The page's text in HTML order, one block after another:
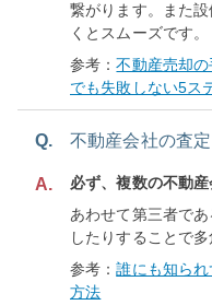
繋がります。また
くとスムーズです。
参考：不動産売却
でも失敗しない5ス
Q. 不動産会社の査
A.
必ず、複数の不動
あわせて第三者で
したりすることで
参考：誰にも知ら
方法